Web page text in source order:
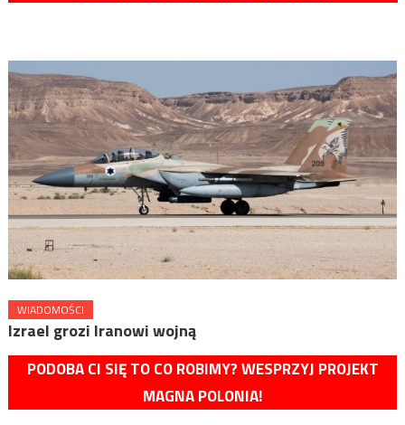
WIADOMOŚCI
Izrael grozi Iranowi wojną
PODOBA CI SIĘ TO CO ROBIMY? WESPRZYJ PROJEKT
MAGNA POLONIA!